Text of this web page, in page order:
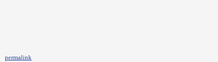
permalink